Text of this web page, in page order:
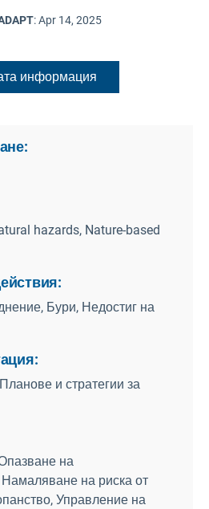
:Apr 14, 2025
информация
hazards, Nature-based
Бури, Недостиг на
и стратегии за
на
на риска от
Управление на